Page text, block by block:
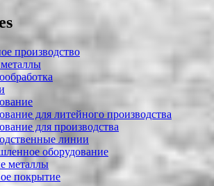
производство
для литейного производства
для производства
линии
оборудование
металлы
покрытие